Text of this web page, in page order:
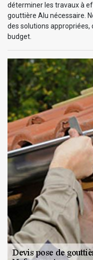
déterminer les travaux à
gouttière Alu nécessaire.
des solutions appropriées,
budget.